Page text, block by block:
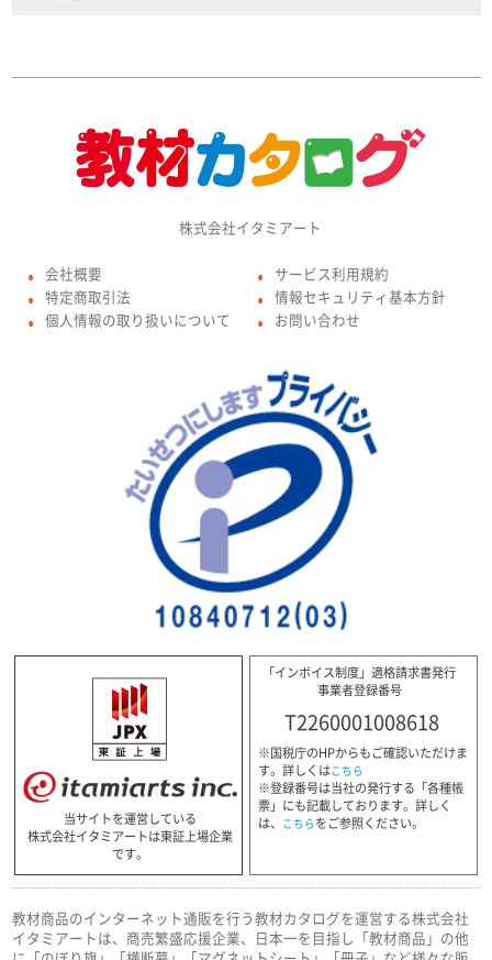
株式会社イタミアート
● 会社概要
● 特定商取引法
● 個人情報の取り扱いについて
● サービス利用規約
● 情報セキュリティ基本方針
● お問い合わせ
当サイトを運営している
株式会社イタミアートは東証上場企業
です。
「インボイス制度」適格請求書発行
事業者登録番号
T2260001008618
※国税庁のHPからもご確認いただけま
す。詳しくはこちら
※登録番号は当社の発行する「各種帳
票」にも記載しております。詳しく
は、 こちらをご参照ください。
教材商品のインターネット通販を行う教材カタログを運営する株式会社
イタミアートは、商売繁盛応援企業、日本一を目指し「教材商品」の他